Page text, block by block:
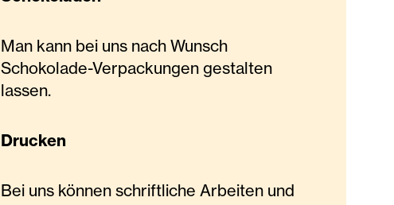
Man kann bei uns nach Wunsch
Schokolade-Verpackungen gestalten
lassen.
Drucken
Bei uns können schriftliche Arbeiten und